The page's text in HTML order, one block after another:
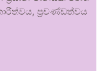
ප්‍රචණ්ඩත්වය